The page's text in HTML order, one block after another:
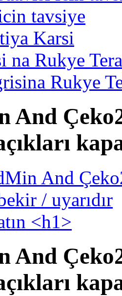
tavsiye
Karsi
na Rukye
Rukye
And
And